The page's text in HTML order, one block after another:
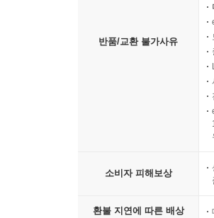
그럼에도 번역에는 필연적
한 표현이 우리말 고유의
이야기를 사랑해 온 독자
않도록 깊이 고민했다는 점
반품/교환 불가사유
소비자 피해보상
환불 지연에 따른 배상